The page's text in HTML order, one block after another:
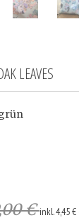
LEAVES
€inkl. 4,45 €